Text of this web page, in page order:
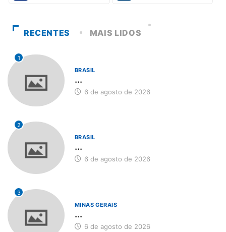
RECENTES MAIS LIDOS
1
BRASIL
...
6 de agosto de 2026
2
BRASIL
...
6 de agosto de 2026
3
MINAS GERAIS
...
6 de agosto de 2026